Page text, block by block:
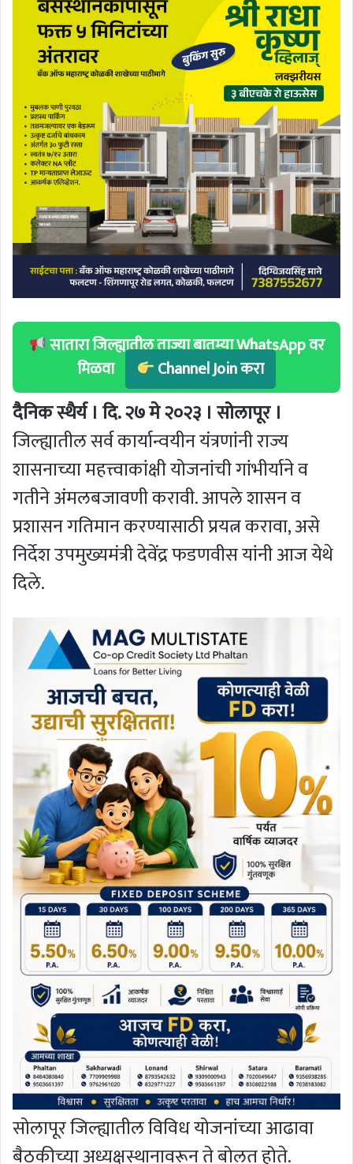
सातारा जिल्ह्यातील ताज्या बातम्या WhatsApp वर
मिळवा
Channel Join करा
दैनिक स्थैर्य । दि. २७ मे २०२३ । सोलापूर ।
जिल्ह्यातील सर्व कार्यान्वयीन यंत्रणांनी राज्य
शासनाच्या महत्त्वाकांक्षी योजनांची गांभीर्याने व
गतीने अंमलबजावणी करावी. आपले शासन व
प्रशासन गतिमान करण्यासाठी प्रयत्न करावा, असे
निर्देश उपमुख्यमंत्री देवेंद्र फडणवीस यांनी आज येथे
दिले.
सोलापूर जिल्ह्यातील विविध योजनांच्या आढावा
बैठकीच्या अध्यक्षस्थानावरून ते बोलत होते.